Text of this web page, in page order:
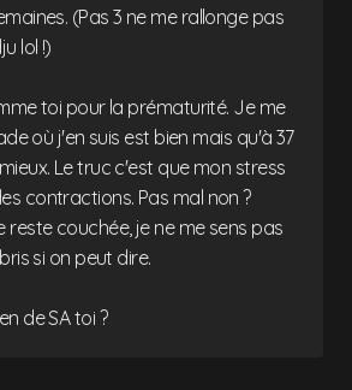
(Pas 3 ne me rallonge pas
lol !)
toi pour la prématurité. Je me
où j'en suis est bien mais qu'à 37
Le truc c'est que mon stress
contractions. Pas mal non ?
reste couchée, je ne me sens pas
si on peut dire.
de SA toi ?